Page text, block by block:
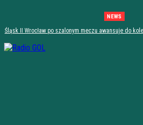
NEWS
Śląsk II Wrocław po szalonym meczu awansuje do